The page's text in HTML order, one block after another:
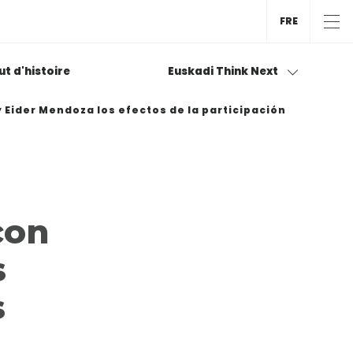
d'histoire Euskadi Think Next
FRE
Eider Mendoza los efectos de la participación